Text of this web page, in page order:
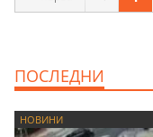
ПОСЛЕДНИ
НОВИНИ